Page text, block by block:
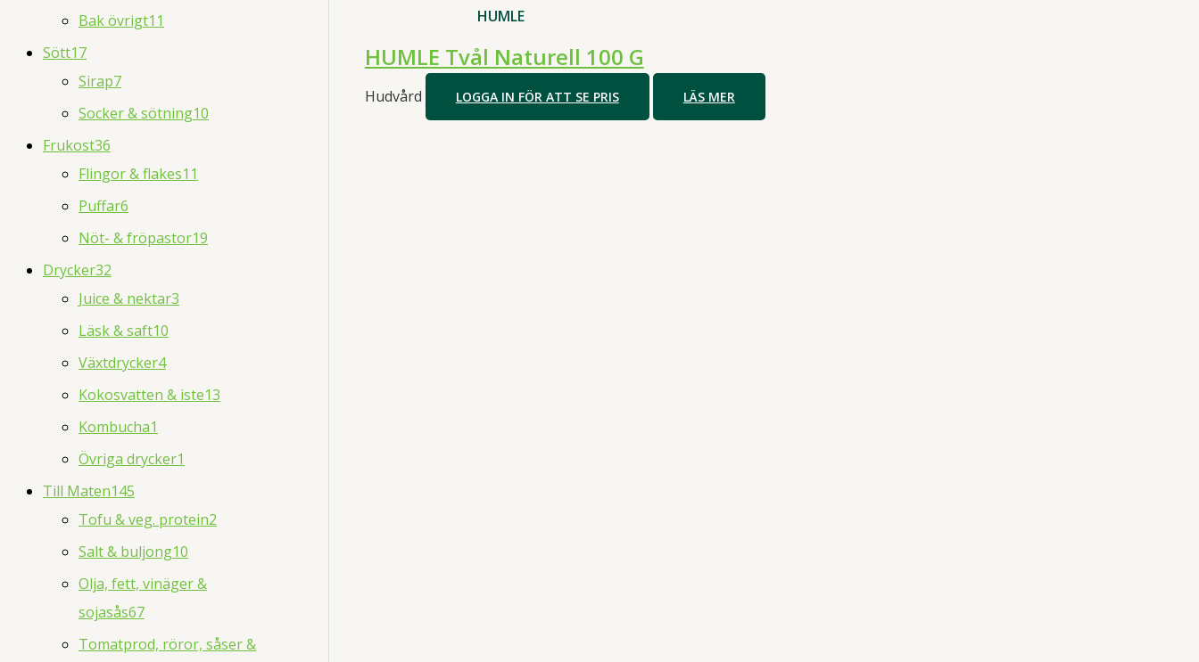
Bak övrigt11
Sött17
Sirap7
Socker & sötning10
Frukost36
Flingor & flakes11
Puffar6
Nöt- & fröpastor19
Drycker32
Juice & nektar3
Läsk & saft10
Växtdrycker4
Kokosvatten & iste13
Kombucha1
Övriga drycker1
Till Maten145
Tofu & veg. protein2
Salt & buljong10
Olja, fett, vinäger &
sojasås67
Tomatprod, röror, såser &
HUMLE
HUMLE Tvål Naturell 100 G
Hudvård LOGGA IN FÖR ATT SE PRIS LÄS MER